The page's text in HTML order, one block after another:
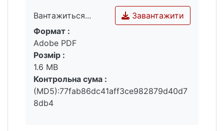
Вантажиться...
Вантажиться...
Завантажити
Формат :
Adobe PDF
Розмір :
1.6 MB
Контрольна сума :
(MD5):77fab86dc41aff3ce982879d40d7
8db4